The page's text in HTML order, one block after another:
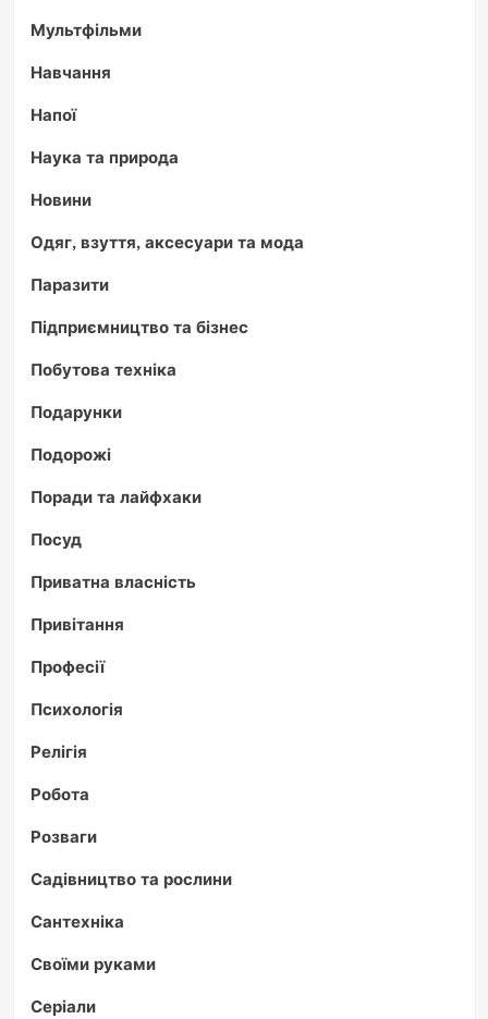
Мультфільми
Навчання
Напої
Наука та природа
Новини
Одяг, взуття, аксесуари та мода
Паразити
Підприємництво та бізнес
Побутова техніка
Подарунки
Подорожі
Поради та лайфхаки
Посуд
Приватна власність
Привітання
Професії
Психологія
Релігія
Робота
Розваги
Садівництво та рослини
Сантехніка
Своїми руками
Серіали